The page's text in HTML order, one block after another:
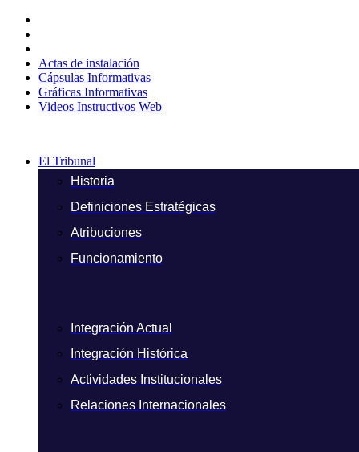
contenido
Actas de instalación
Cápsulas Informativas
Gráficas Informativas
Videos Instructivos Web
El Tribunal
Historia
Definiciones Estratégicas
Atribuciones
Funcionamiento
Integración Actual
Integración Histórica
Actividades Institucionales
Relaciones Internacionales